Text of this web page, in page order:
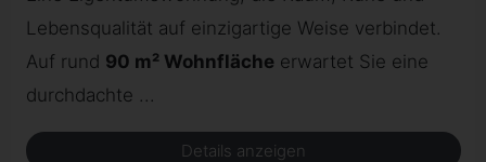
Lebensqualität auf einzigartige Weise verbindet.
Auf rund 90 m² Wohnfläche erwartet Sie eine
durchdachte ...
Details anzeigen